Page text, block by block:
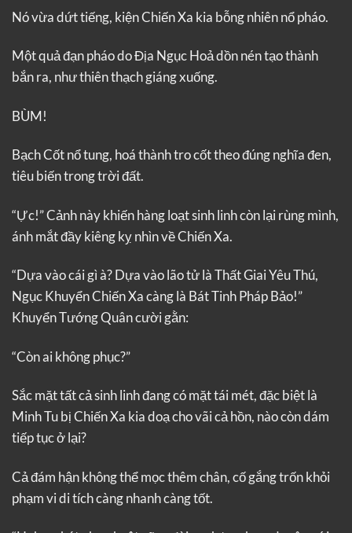
Nó vừa dứt tiếng, kiện Chiến Xa kia bỗng nhiên nổ pháo.
Một quả đạn pháo do Địa Ngục Hoả dồn nén tạo thành
bắn ra, như thiên thạch giáng xuống.
BÙM!
Bạch Cốt nổ tung, hoá thành tro cốt theo đúng nghĩa đen,
tiêu biến trong trời đất.
“Ực!” Cảnh này khiến hàng loạt sinh linh còn lại rùng mình,
ánh mắt đầy kiêng kỵ nhìn về Chiến Xa.
“Dựa vào cái gì à? Dựa vào lão tử là Thất Giai Yêu Thú,
Ngục Khuyển Chiến Xa càng là Bát Tinh Pháp Bảo!”
Khuyển Tướng Quân cười gằn:
“Còn ai không phục?”
Sắc mặt tất cả sinh linh đang có mặt tái mét, đặc biệt là
Minh Tu bị Chiến Xa kia doạ cho vãi cả hồn, nào còn dám
tiếp tục ở lại?
Cả đám hận không thể mọc thêm chân, cố gắng trốn khỏi
phạm vi di tích càng nhanh càng tốt.